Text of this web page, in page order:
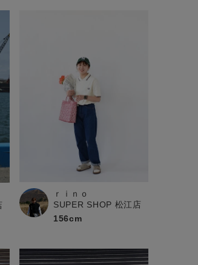
アプリダウンロード
ｒｉｎｏ
SUPER SHOP 松江店
156cm